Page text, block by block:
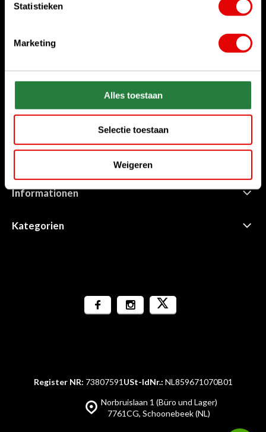
Statistieken
Marketing
Alles toestaan
Selectie toestaan
Weigeren
Start chat
Senden Sie uns eine E-Mail
sales@golfdriver.nl
Informationen
Kategorien
Norbruislaan 1 (Büro und Lager)
7761CG, Schoonebeek (NL)
Register NR: 73807591 USt-IdNr.: NL859671070B01